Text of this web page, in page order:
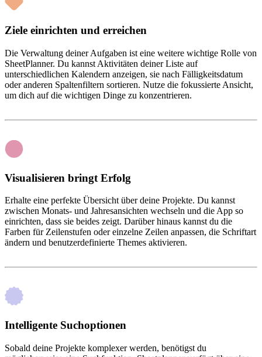
Ziele einrichten und erreichen
Die Verwaltung deiner Aufgaben ist eine weitere wichtige Rolle von
SheetPlanner. Du kannst Aktivitäten deiner Liste auf
unterschiedlichen Kalendern anzeigen, sie nach Fälligkeitsdatum
oder anderen Spaltenfiltern sortieren. Nutze die fokussierte Ansicht,
um dich auf die wichtigen Dinge zu konzentrieren.
Visualisieren bringt Erfolg
Erhalte eine perfekte Übersicht über deine Projekte. Du kannst
zwischen Monats- und Jahresansichten wechseln und die App so
einrichten, dass sie beides zeigt. Darüber hinaus kannst du die
Farben für Zeilenstufen oder einzelne Zeilen anpassen, die Schriftart
ändern und benutzerdefinierte Themes aktivieren.
Intelligente Suchoptionen
Sobald deine Projekte komplexer werden, benötigst du